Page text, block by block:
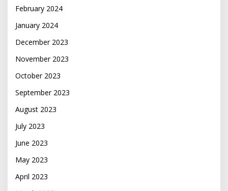
February 2024
January 2024
December 2023
November 2023
October 2023
September 2023
August 2023
July 2023
June 2023
May 2023
April 2023